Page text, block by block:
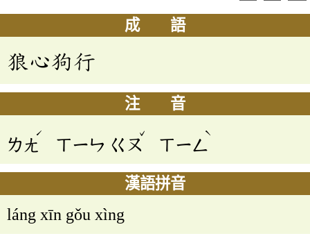
成 語
狼心狗行
注 音
ㄌㄤ
ˊ
ㄒㄧㄣ ㄍㄡ
ˇ
ㄒㄧㄥ
ˋ
漢語拼音
láng xīn gǒu xìng